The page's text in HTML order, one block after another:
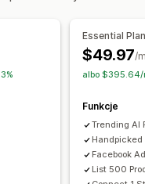
Niemcy
Essential
$49.97/
albo $395.64/
Funkcje
Trending AI
Facebook
List 500